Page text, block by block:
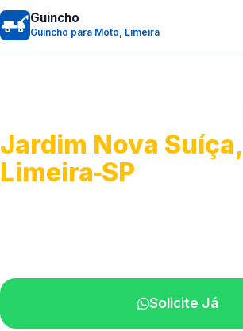
Guincho
Guincho para Moto, Limeira
Jardim Nova Suíça,
Limeira‑SP
Solicite Já